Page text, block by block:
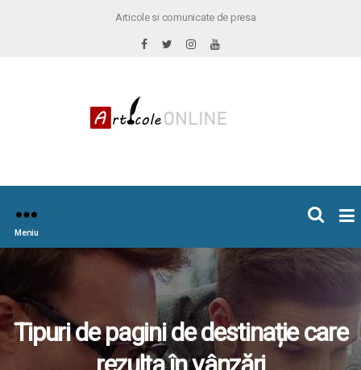
Articole si comunicate de presa
Meniu
Tipuri de pagini de destinație care